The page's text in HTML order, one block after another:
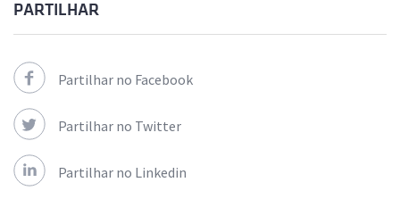
PARTILHAR
Partilhar no Facebook
Partilhar no Twitter
Partilhar no Linkedin